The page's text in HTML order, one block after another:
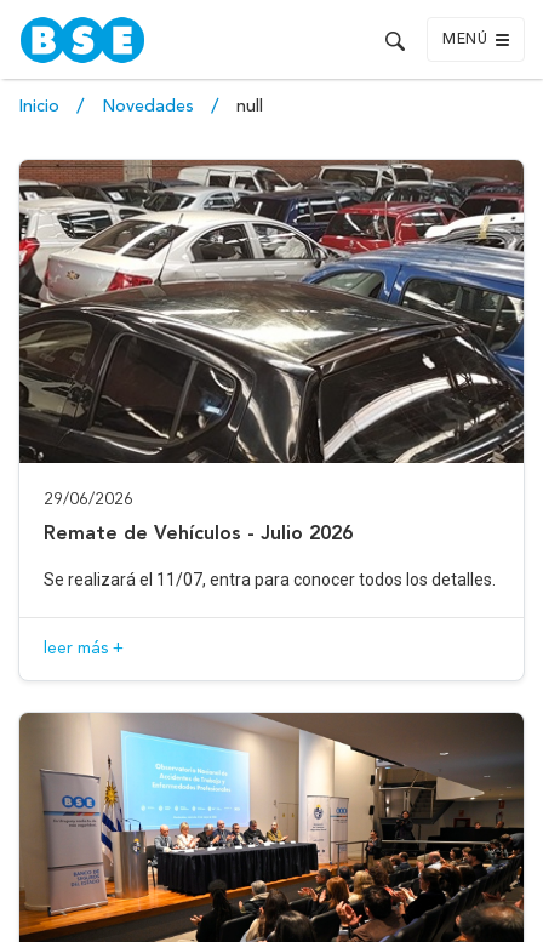
MENÚ
Inicio Novedades null
29/06/2026
Remate de Vehículos - Julio 2026
Se realizará el 11/07, entra para conocer todos los detalles.
leer más +